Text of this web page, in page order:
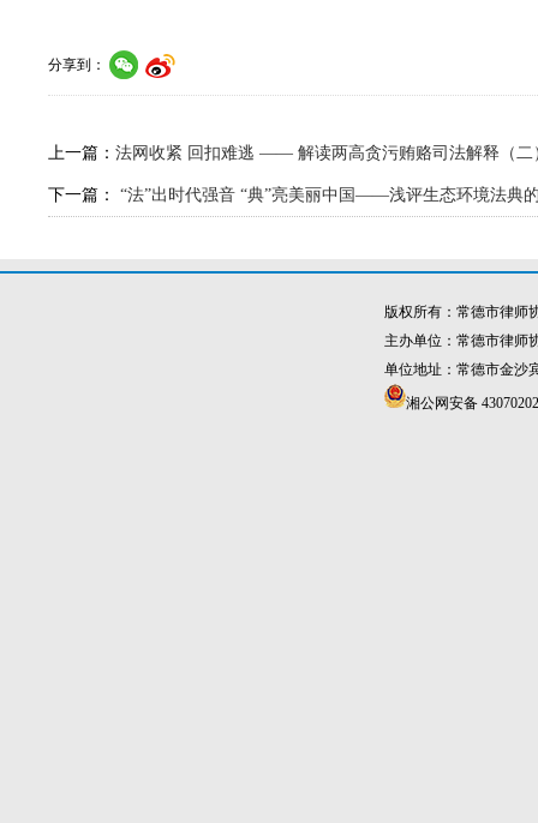
分享到：
上一篇： 法网收紧 回扣难逃 —— 解读两高贪污贿赂司法解释（二
下一篇： “法”出时代强音 “典”亮美丽中国——浅评生态环境法典
版权所有：常德市律
主办单位：常德市律
单位地址：常德市金沙
湘公网安备